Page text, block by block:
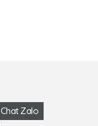
Chat Zalo